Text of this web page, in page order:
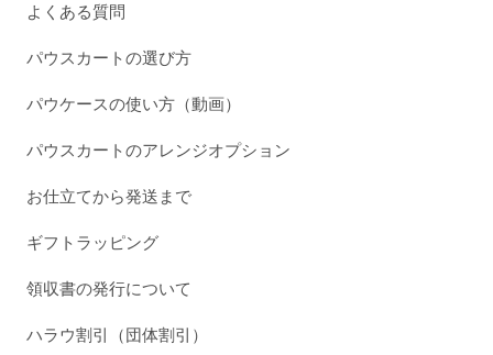
よくある質問
パウスカートの選び方
パウケースの使い方（動画）
パウスカートのアレンジオプション
お仕立てから発送まで
ギフトラッピング
領収書の発行について
ハラウ割引（団体割引）